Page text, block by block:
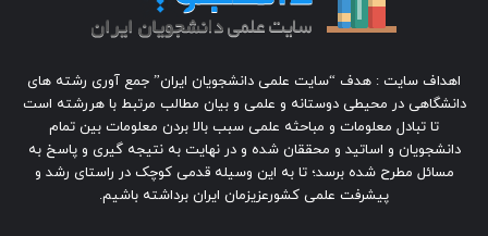
اهداف سایت : هدف “سایت علمی دانشجویان ایران” جمع آوری رشته های
دانشگاهی در محیطی دوستانه و علمی و بیان مطالب مرتبط با هررشته است
تا تبادل معلومات و مباحثه علمی سبب بالا بردن معلومات بین تمام
دانشجویان و اساتید و محققان شده و در نهایت به نتیجه گیری و پاسخ به
مسائل مطرح شده برسد؛ تا به این وسیله قدمی کوچک در راستای رشد و
پیشرفت علمی کشورعزیزمان ایران برداشته باشیم.